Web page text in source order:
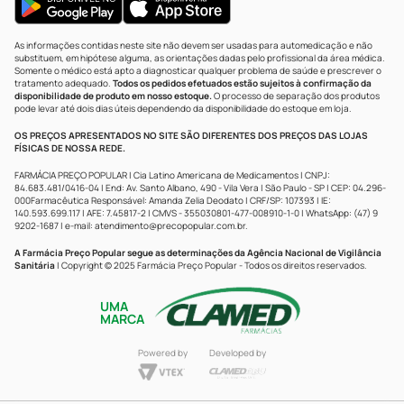
As informações contidas neste site não devem ser usadas para automedicação e não
substituem, em hipótese alguma, as orientações dadas pelo profissional da área médica.
Somente o médico está apto a diagnosticar qualquer problema de saúde e prescrever o
tratamento adequado. Todos os pedidos efetuados estão sujeitos à confirmação da
disponibilidade de produto em nosso estoque.O processo de separação dos produtos
pode levar até dois dias úteis dependendo da disponibilidade do estoque em loja.
OS PREÇOS APRESENTADOS NO SITE SÃO DIFERENTES DOS PREÇOS DAS LOJAS
FÍSICAS DE NOSSA REDE.
FARMÁCIA PREÇO POPULAR | Cia Latino Americana de Medicamentos | CNPJ:
84.683.481/0416-04 | End: Av. Santo Albano, 490 - Vila Vera | São Paulo - SP | CEP: 04.296-
000Farmacêutica Responsável: Amanda Zelia Deodato | CRF/SP: 107393 | IE:
140.593.699.117 | AFE: 7.45817-2 | CMVS - 355030801-477-008910-1-0 | WhatsApp: (47) 9
9202-1687 | e-mail: atendimento@precopopular.com.br.
A Farmácia Preço Popular segue as determinações da Agência Nacional de Vigilância
Sanitária | Copyright © 2025 Farmácia Preço Popular - Todos os direitos reservados.
UMA
MARCA
Powered by Developed by